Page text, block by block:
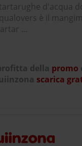
d'acqua
è il
...
della promo
scarica